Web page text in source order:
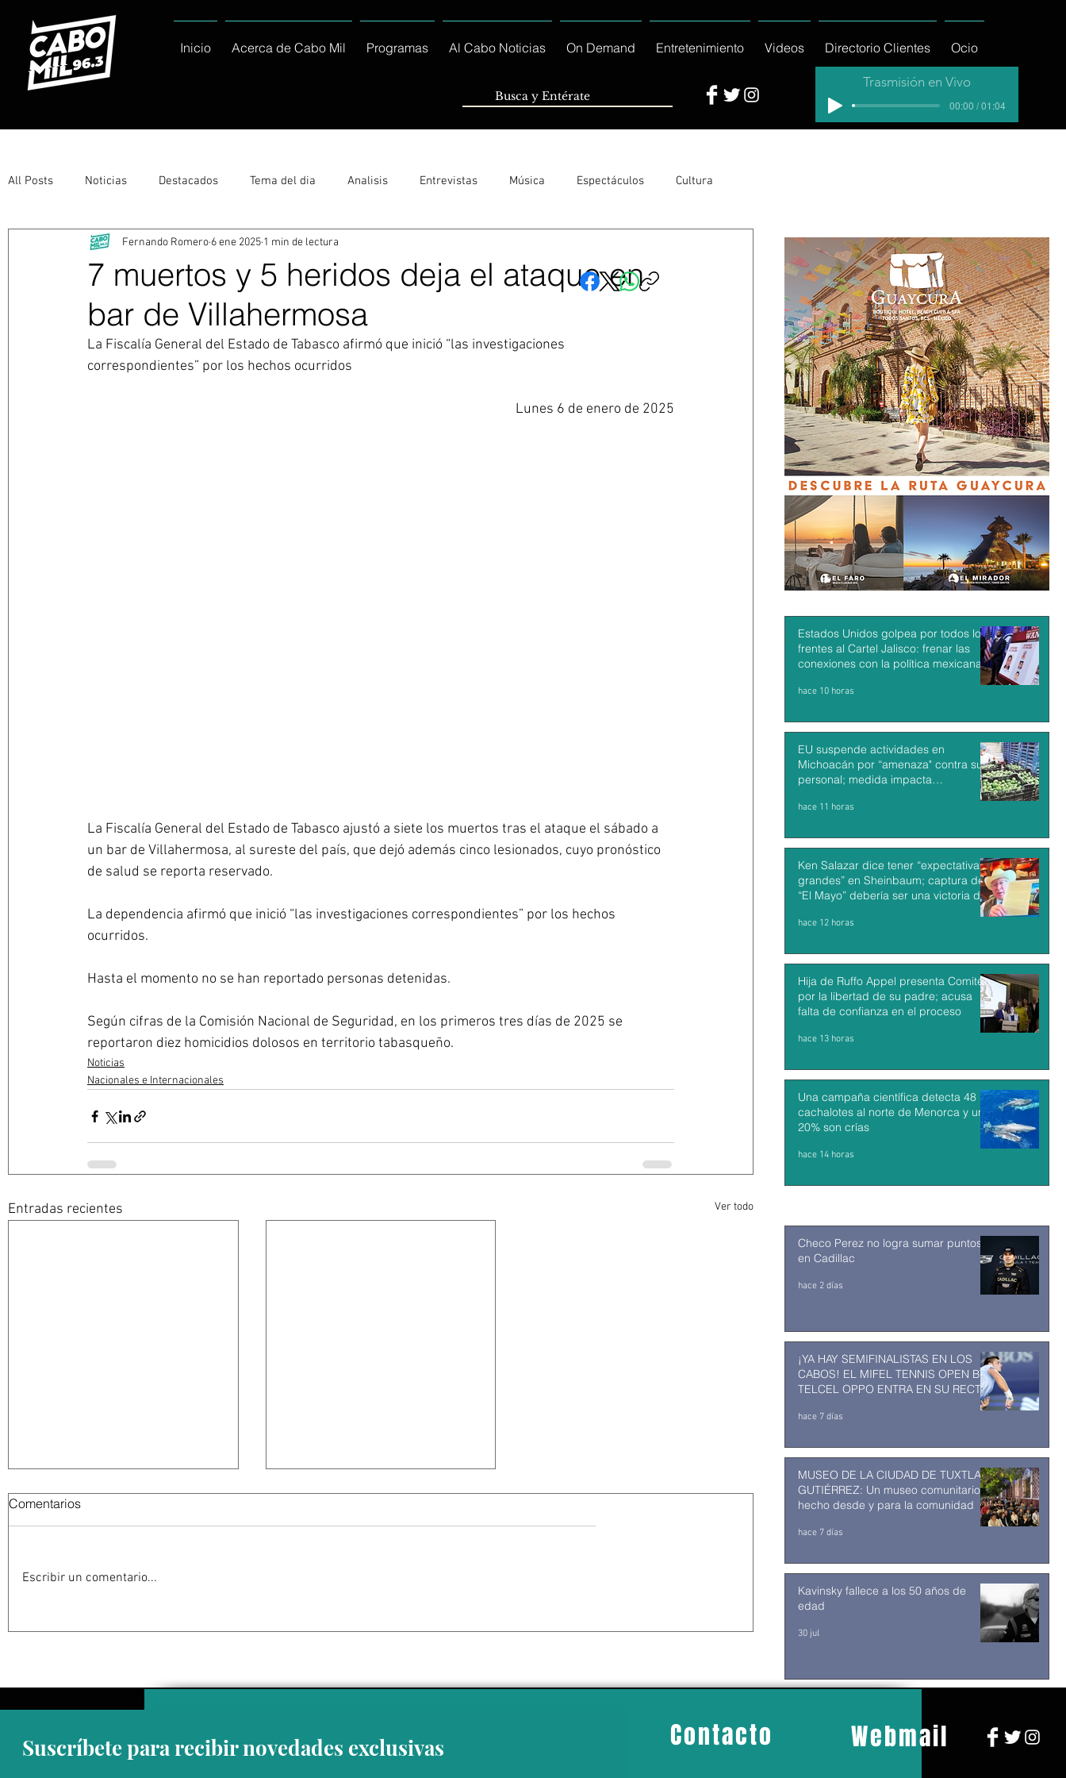
Inicio Acerca de Cabo Mil Programas Al Cabo Noticias On Demand Entretenimiento Videos Directorio Clientes Ocio
Trasmisión en Vivo
00:00 / 01:04
All Posts Noticias Destacados Tema del dia Analisis Entrevistas Música Espectáculos Cultura
Entérate Deportes La buena del día
Ayuntamiento de Los Cabos Informa Nacionales e Internacionales
7 muertos y 5 heridos deja el ataque en
bar de Villahermosa
Fernando Romero 6 ene 2025 1 min de lectura
La Fiscalía General del Estado de Tabasco afirmó que inició “las investigaciones
correspondientes” por los hechos ocurridos
Lunes 6 de enero de 2025
La Fiscalía General del Estado de Tabasco ajustó a siete los muertos tras el ataque el sábado a
un bar de Villahermosa, al sureste del país, que dejó además cinco lesionados, cuyo pronóstico
de salud se reporta reservado.
La dependencia afirmó que inició “las investigaciones correspondientes” por los hechos
ocurridos.
Hasta el momento no se han reportado personas detenidas.
Según cifras de la Comisión Nacional de Seguridad, en los primeros tres días de 2025 se
reportaron diez homicidios dolosos en territorio tabasqueño.
Noticias
Nacionales e Internacionales
Entradas recientes Ver todo
con la política mexicana y su
impacta exportaciones de
Comentarios
Escribir un comentario...
Estados Unidos golpea por todos los
frentes al Cartel Jalisco: frenar las
conexiones con la política mexicana y
hace 10 horas
EU suspende actividades en
Michoacán por “amenaza" contra su
personal; medida impacta
exportaciones de aguacate mexicano
hace 11 horas
Ken Salazar dice tener “expectativas
grandes” en Sheinbaum; captura de
“El Mayo” debería ser una victoria de
hace 12 horas
Hija de Ruffo Appel presenta Comité
por la libertad de su padre; acusa
falta de confianza en el proceso
hace 13 horas
Una campaña científica detecta 48
cachalotes al norte de Menorca y un
20% son crías
hace 14 horas
Checo Perez no logra sumar puntos
en Cadillac
hace 2 días
¡YA HAY SEMIFINALISTAS EN LOS
CABOS! EL MIFEL TENNIS OPEN BY
TELCEL OPPO ENTRA EN SU RECTA
hace 7 días
MUSEO DE LA CIUDAD DE TUXTLA
GUTIÉRREZ: Un museo comunitario
hecho desde y para la comunidad
hace 7 días
Kavinsky fallece a los 50 años de
edad
30 jul
Suscríbete para recibir novedades exclusivas Contacto Webmail